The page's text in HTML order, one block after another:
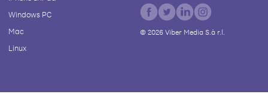
Windows PC
Mac
Linux
© 2026Viber Media S.à r.l.